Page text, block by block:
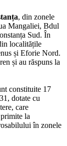
, din zonele
Mangaliei, Bdul
Sud. În
localitățile
și Eforie Nord.
și au răspuns la
constituite 17
dotate cu
care
la
în zonele